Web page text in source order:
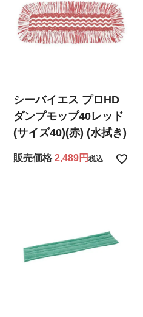
シーバイエス プロHD
ダンプモップ40レッド
(サイズ40)(赤) (水拭き)
販売価格 2,489 税込